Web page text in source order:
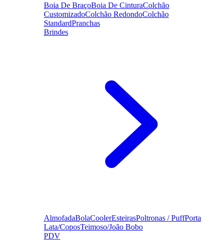
Boia De BraçoBoia De CinturaColchão
CustomizadoColchão RedondoColchão
StandardPranchas
Brindes
AlmofadaBolaCoolerEsteirasPoltronas / PuffPorta
Lata/CoposTeimoso/João Bobo
PDV